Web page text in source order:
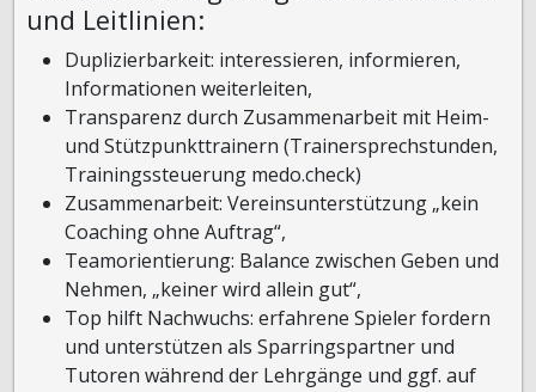
und Leitlinien:
Duplizierbarkeit: interessieren, informieren,
Informationen weiterleiten,
Transparenz durch Zusammenarbeit mit Heim-
und Stützpunkttrainern (Trainersprechstunden,
Trainingssteuerung medo.check)
Zusammenarbeit: Vereinsunterstützung „kein
Coaching ohne Auftrag“,
Teamorientierung: Balance zwischen Geben und
Nehmen, „keiner wird allein gut“,
Top hilft Nachwuchs: erfahrene Spieler fordern
und unterstützen als Sparringspartner und
Tutoren während der Lehrgänge und ggf. auf